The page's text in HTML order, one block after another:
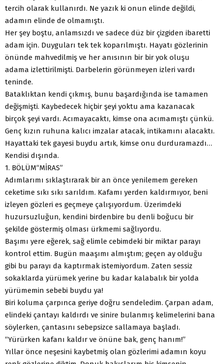
tercih olarak kullanırdı. Ne yazık ki onun elinde değildi,
adamın elinde de olmamıştı.
Her şey boştu, anlamsızdı ve sadece düz bir çizgiden ibaretti
adam için. Duyguları tek tek koparılmıştı. Hayatı gözlerinin
önünde mahvedilmiş ve her anısının bir bir yok oluşu
adama izlettirilmişti. Darbelerin görünmeyen izleri vardı
teninde.
Bataklıktan kendi çıkmış, bunu başardığında ise tamamen
değişmişti. Kaybedecek hiçbir şeyi yoktu ama kazanacak
birçok şeyi vardı. Acımayacaktı, kimse ona acımamıştı çünkü.
Genç kızın ruhuna kalıcı imzalar atacak, intikamını alacaktı.
Hayattaki tek gayesi buydu artık, kimse onu durduramazdı…
Kendisi dışında.
1. BÖLÜM“MİRAS”
Adımlarımı sıklaştırarak bir an önce yenilemem gereken
ceketime sıkı sıkı sarıldım. Kafamı yerden kaldırmıyor, beni
izleyen gözleri es geçmeye çalışıyordum. Üzerimdeki
huzursuzluğun, kendini birdenbire bu denli boğucu bir
şekilde göstermiş olması ürkmemi sağlıyordu.
Başımı yere eğerek, sağ elimle cebimdeki bir miktar parayı
kontrol ettim. Bugün maaşımı almıştım; geçen ay olduğu
gibi bu parayı da kaptırmak istemiyordum. Zaten sessiz
sokaklarda yürümek yerine bu kadar kalabalık bir yolda
yürümemin sebebi buydu ya!
Biri koluma çarpınca geriye doğru sendeledim. Çarpan adam,
elindeki çantayı kaldırdı ve sinire bulanmış kelimelerini bana
söylerken, çantasını sebepsizce sallamaya başladı.
“Yürürken kafanı kaldır ve önüne bak, genç hanım!”
Yıllar önce neşesini kaybetmiş olan gözlerimi adamın koyu